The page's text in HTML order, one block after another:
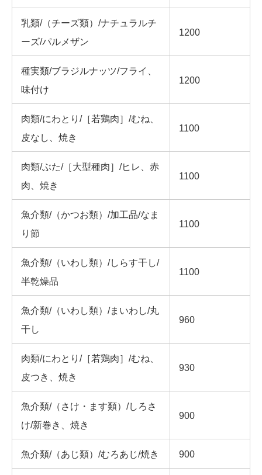
乳類/（チーズ類）/ナチュラルチ
ーズ/パルメザン
1200
種実類/ブラジルナッツ/フライ、
味付け
1200
肉類/にわとり/［若鶏肉］/むね、
皮なし、焼き
1100
肉類/ぶた/［大型種肉］/ヒレ、赤
肉、焼き
1100
魚介類/（かつお類）/加工品/なま
り節
1100
魚介類/（いわし類）/しらす干し/
半乾燥品
1100
魚介類/（いわし類）/まいわし/丸
干し
960
肉類/にわとり/［若鶏肉］/むね、
皮つき、焼き
930
魚介類/（さけ・ます類）/しろさ
け/新巻き、焼き
900
魚介類/（あじ類）/むろあじ/焼き 900